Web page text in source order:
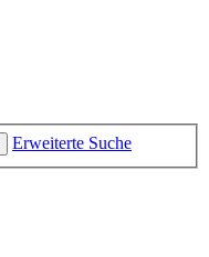
Erweiterte Suche